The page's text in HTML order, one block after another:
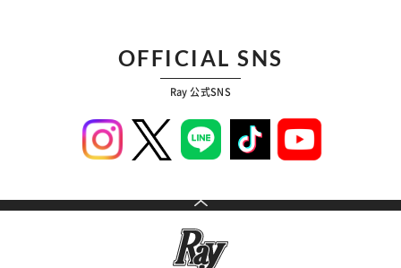
OFFICIAL SNS
Ray 公式SNS